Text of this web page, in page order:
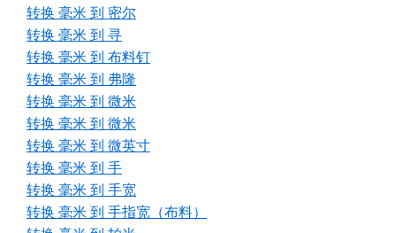
转换 毫米 到 密尔
转换 毫米 到 寻
转换 毫米 到 布料钉
转换 毫米 到 弗隆
转换 毫米 到 微米
转换 毫米 到 微米
转换 毫米 到 微英寸
转换 毫米 到 手
转换 毫米 到 手宽
转换 毫米 到 手指宽（布料）